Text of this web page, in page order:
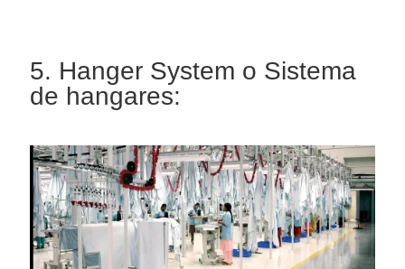
5. Hanger System o Sistema
de hangares: